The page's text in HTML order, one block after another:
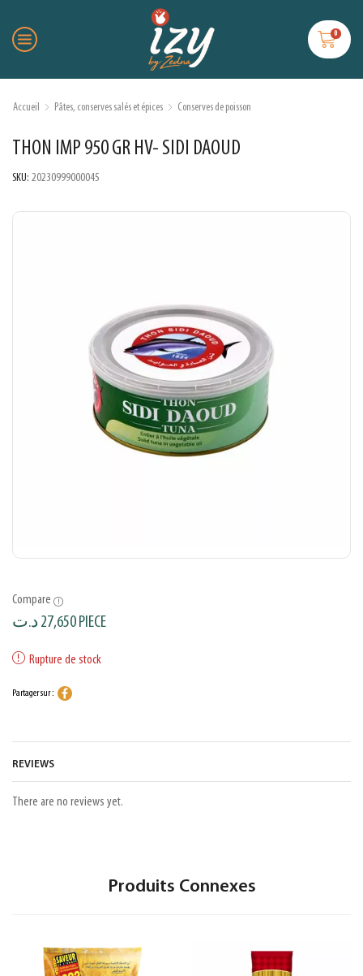
0
Accueil Pâtes, conserves salés et épices Conserves de poisson
THON IMP 950 GR HV- SIDI DAOUD
SKU: 20230999000045
Compare
27,650د.ت PIECE
Rupture de stock
Partager sur :
REVIEWS
There are no reviews yet.
Produits Connexes